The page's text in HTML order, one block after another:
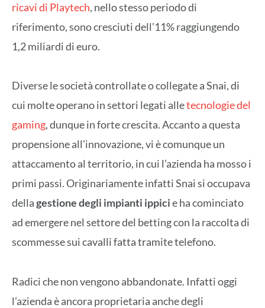
ricavi di Playtech, nello stesso periodo di
riferimento, sono cresciuti dell’11% raggiungendo
1,2 miliardi di euro.
Diverse le società controllate o collegate a Snai, di
cui molte operano in settori legati alletecnologie del
gaming, dunque in forte crescita. Accanto a questa
propensione all’innovazione, vi è comunque un
attaccamento al territorio, in cui l’azienda ha mosso i
primi passi. Originariamente infatti Snai si occupava
dellagestione degli impianti ippicie ha cominciato
ad emergere nel settore del betting con la raccolta di
scommesse sui cavalli fatta tramite telefono.
Radici che non vengono abbandonate. Infatti oggi
l’azienda è ancora proprietaria anche degli